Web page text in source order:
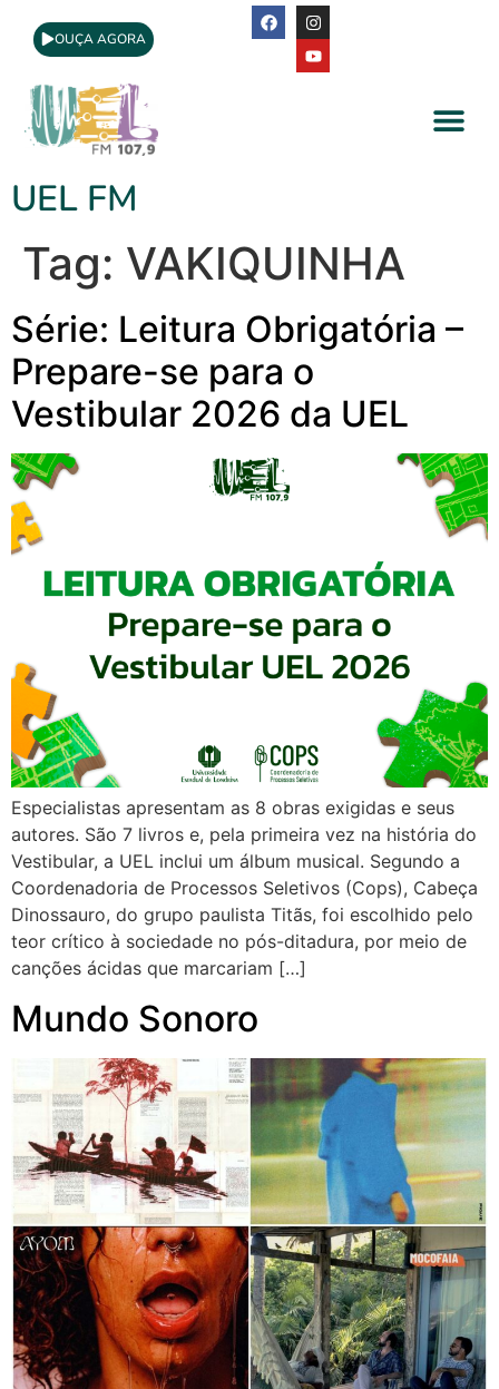
OUÇA AGORA
UEL FM
Tag: VAKIQUINHA
Série: Leitura Obrigatória –
Prepare-se para o
Vestibular 2026 da UEL
Especialistas apresentam as 8 obras exigidas e seus
autores. São 7 livros e, pela primeira vez na história do
Vestibular, a UEL inclui um álbum musical. Segundo a
Coordenadoria de Processos Seletivos (Cops), Cabeça
Dinossauro, do grupo paulista Titãs, foi escolhido pelo
teor crítico à sociedade no pós-ditadura, por meio de
canções ácidas que marcariam […]
Mundo Sonoro